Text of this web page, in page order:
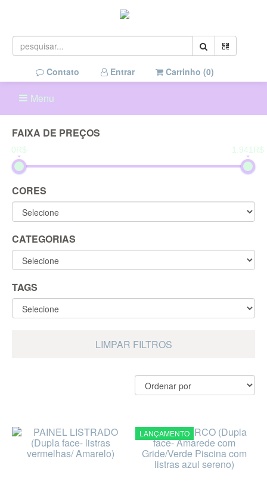
Contato Entrar Carrinho (0)
Menu
FAIXA DE PREÇOS
0R$ 1.941R$
CORES
CATEGORIAS
TAGS
LIMPAR FILTROS
LANÇAMENTO